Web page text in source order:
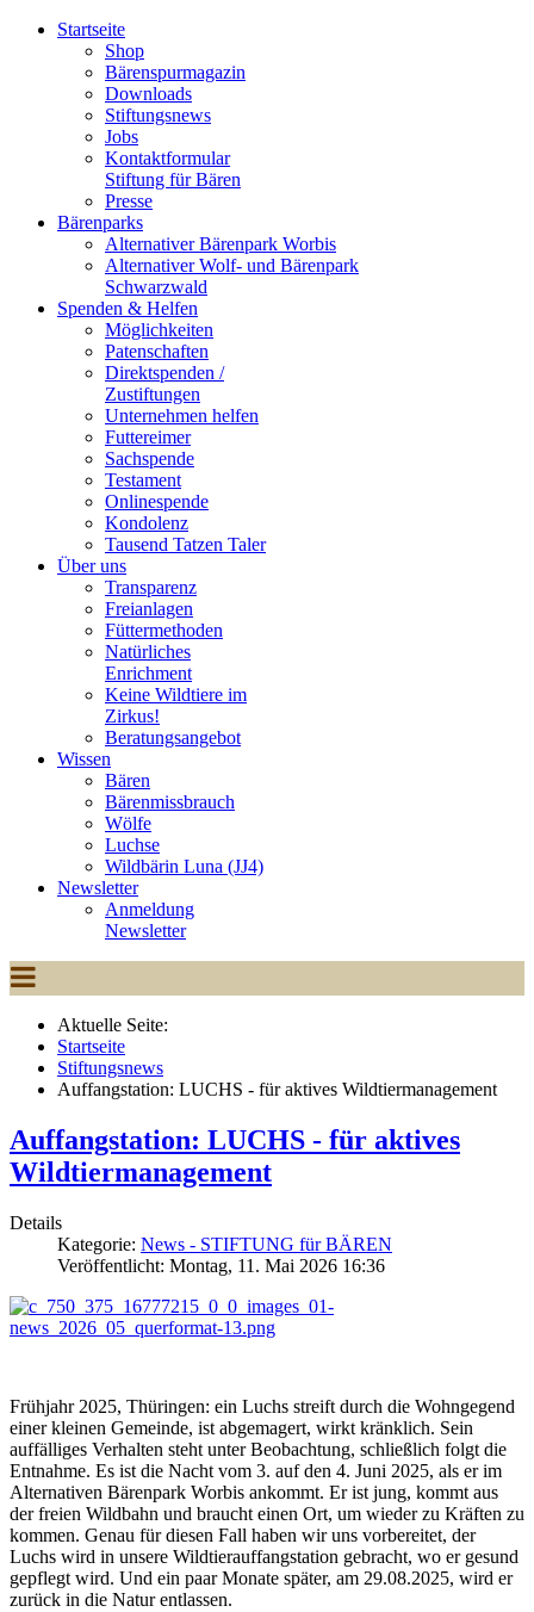
Startseite
Shop
Bärenspurmagazin
Downloads
Stiftungsnews
Jobs
Kontaktformular
Stiftung für Bären
Presse
Bärenparks
Alternativer Bärenpark Worbis
Alternativer Wolf- und Bärenpark
Schwarzwald
Spenden & Helfen
Möglichkeiten
Patenschaften
Direktspenden /
Zustiftungen
Unternehmen helfen
Futtereimer
Sachspende
Testament
Onlinespende
Kondolenz
Tausend Tatzen Taler
Über uns
Transparenz
Freianlagen
Füttermethoden
Natürliches
Enrichment
Keine Wildtiere im
Zirkus!
Beratungsangebot
Wissen
Bären
Bärenmissbrauch
Wölfe
Luchse
Wildbärin Luna (JJ4)
Newsletter
Anmeldung
Newsletter
Aktuelle Seite:
Startseite
Stiftungsnews
Auffangstation: LUCHS - für aktives Wildtiermanagement
Auffangstation: LUCHS - für aktives
Wildtiermanagement
Details
Kategorie: News - STIFTUNG für BÄREN
Veröffentlicht: Montag, 11. Mai 2026 16:36
Frühjahr 2025, Thüringen: ein Luchs streift durch die Wohngegend
einer kleinen Gemeinde, ist abgemagert, wirkt kränklich. Sein
auffälliges Verhalten steht unter Beobachtung, schließlich folgt die
Entnahme. Es ist die Nacht vom 3. auf den 4. Juni 2025, als er im
Alternativen Bärenpark Worbis ankommt. Er ist jung, kommt aus
der freien Wildbahn und braucht einen Ort, um wieder zu Kräften zu
kommen. Genau für diesen Fall haben wir uns vorbereitet, der
Luchs wird in unsere Wildtierauffangstation gebracht, wo er gesund
gepflegt wird. Und ein paar Monate später, am 29.08.2025, wird er
zurück in die Natur entlassen.